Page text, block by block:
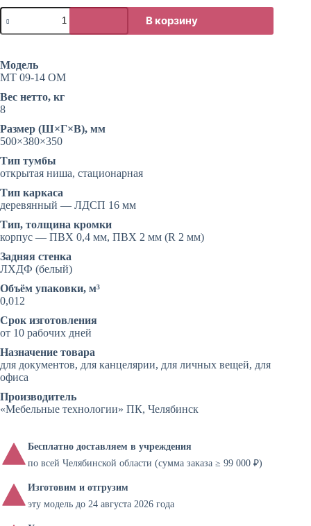
Количество
товара
Тумба
оргтехнику,
открытая
без
полок
В корзину
Модель
МТ 09-14 ОМ
Вес нетто, кг
8
Размер (Ш×Г×В), мм
500×380×350
Тип тумбы
открытая ниша, стационарная
Тип каркаса
деревянный — ЛДСП 16 мм
Тип, толщина кромки
корпус — ПВХ 0,4 мм, ПВХ 2 мм (R 2 мм)
Задняя стенка
ЛХДФ (белый)
Объём упаковки, м³
0,012
Срок изготовления
от 10 рабочих дней
Назначение товара
для документов, для канцелярии, для личных вещей, для
офиса
Производитель
«Мебельные технологии» ПК, Челябинск
Бесплатно доставляем в учреждения
по всей Челябинской области (сумма заказа ≥ 99 000 ₽)
Изготовим и отгрузим
эту модель до 24 августа 2026 года